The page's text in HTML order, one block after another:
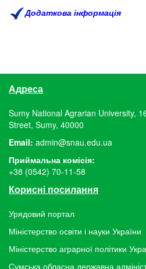
Додаткова інформація
Адреса
Sumy National Agrarian University,
Street, Sumy, 40000
Email: admin@snau.edu.ua
Приймальна комісія:
+38 (0542) 70-11-58
Корисні посилання
Урядовий портал
Міністерство освіти і науки України
Міністерство аграрної політики
Сумська обласна державна